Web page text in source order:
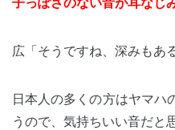
広「そうですね、深みもあ
日本人の多くの方はヤマハ
うので、気持ちいい音だと